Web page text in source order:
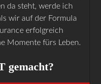
da steht, werde ich
wir auf der Formula
erfolgreich
Momente fürs Leben.
gemacht?